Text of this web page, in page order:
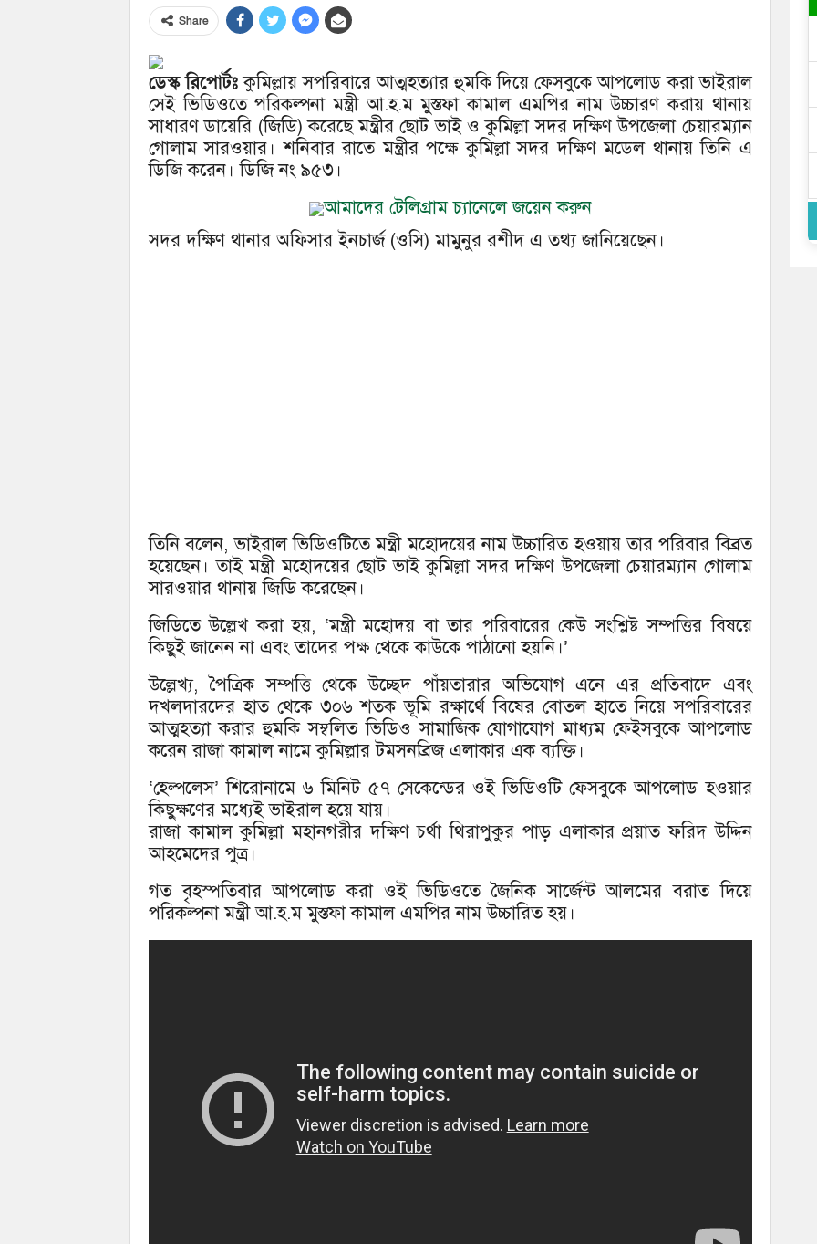
Share
ডেস্ক রিপোর্টঃকুমিল্লায় সপরিবারে আত্মহত্যার হুমকি দিয়ে ফেসবুকে আপলোড করা ভাইরাল
সেই ভিডিওতে পরিকল্পনা মন্ত্রী আ.হ.ম মুস্তফা কামাল এমপির নাম উচ্চারণ করায় থানায়
সাধারণ ডায়েরি (জিডি) করেছে মন্ত্রীর ছোট ভাই ও কুমিল্লা সদর দক্ষিণ উপজেলা চেয়ারম্যান
গোলাম সারওয়ার। শনিবার রাতে মন্ত্রীর পক্ষে কুমিল্লা সদর দক্ষিণ মডেল থানায় তিনি এ
ডিজি করেন। ডিজি নং ৯৫৩।
আমাদের টেলিগ্রাম চ্যানেলে জয়েন করুন
সদর দক্ষিণ থানার অফিসার ইনচার্জ (ওসি) মামুনুর রশীদ এ তথ্য জানিয়েছেন।
তিনি বলেন, ভাইরাল ভিডিওটিতে মন্ত্রী মহোদয়ের নাম উচ্চারিত হওয়ায় তার পরিবার বিব্রত
হয়েছেন। তাই মন্ত্রী মহোদয়ের ছোট ভাই কুমিল্লা সদর দক্ষিণ উপজেলা চেয়ারম্যান গোলাম
সারওয়ার থানায় জিডি করেছেন।
জিডিতে উল্লেখ করা হয়, ‘মন্ত্রী মহোদয় বা তার পরিবারের কেউ সংশ্লিষ্ট সম্পত্তির বিষয়ে
কিছুই জানেন না এবং তাদের পক্ষ থেকে কাউকে পাঠানো হয়নি।’
উল্লেখ্য, পৈত্রিক সম্পত্তি থেকে উচ্ছেদ পাঁয়তারার অভিযোগ এনে এর প্রতিবাদে এবং
দখলদারদের হাত থেকে ৩০৬ শতক ভূমি রক্ষার্থে বিষের বোতল হাতে নিয়ে সপরিবারের
আত্মহত্যা করার হুমকি সম্বলিত ভিডিও সামাজিক যোগাযোগ মাধ্যম ফেইসবুকে আপলোড
করেন রাজা কামাল নামে কুমিল্লার টমসনব্রিজ এলাকার এক ব্যক্তি।
‘হেল্পলেস’ শিরোনামে ৬ মিনিট ৫৭ সেকেন্ডের ওই ভিডিওটি ফেসবুকে আপলোড হওয়ার
কিছুক্ষণের মধ্যেই ভাইরাল হয়ে যায়।
রাজা কামাল কুমিল্লা মহানগরীর দক্ষিণ চর্থা থিরাপুকুর পাড় এলাকার প্রয়াত ফরিদ উদ্দিন
আহমেদের পুত্র।
গত বৃহস্পতিবার আপলোড করা ওই ভিডিওতে জৈনিক সার্জেন্ট আলমের বরাত দিয়ে
পরিকল্পনা মন্ত্রী আ.হ.ম মুস্তফা কামাল এমপির নাম উচ্চারিত হয়।